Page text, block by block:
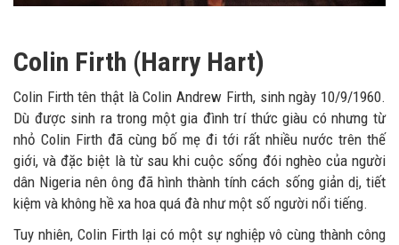
Colin Firth (Harry Hart)
Colin Firth tên thật là Colin Andrew Firth, sinh ngày 10/9/1960.
Dù được sinh ra trong một gia đình trí thức giàu có nhưng từ
nhỏ Colin Firth đã cùng bố mẹ đi tới rất nhiều nước trên thế
giới, và đặc biệt là từ sau khi cuộc sống đói nghèo của người
dân Nigeria nên ông đã hình thành tính cách sống giản dị, tiết
kiệm và không hề xa hoa quá đà như một số người nổi tiếng.
Tuy nhiên, Colin Firth lại có một sự nghiệp vô cùng thành công